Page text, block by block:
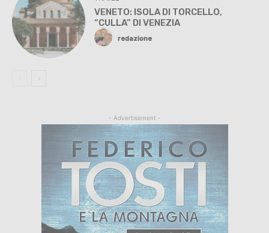
VENETO: ISOLA DI TORCELLO,
“CULLA” DI VENEZIA
redazione
- Advertisement -